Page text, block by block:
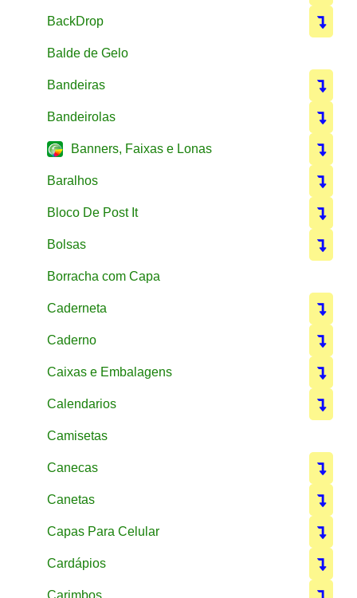
BackDrop
Balde de Gelo
Bandeiras
Bandeirolas
Banners, Faixas e Lonas
Baralhos
Bloco De Post It
Bolsas
Borracha com Capa
Caderneta
Caderno
Caixas e Embalagens
Calendarios
Camisetas
Canecas
Canetas
Capas Para Celular
Cardápios